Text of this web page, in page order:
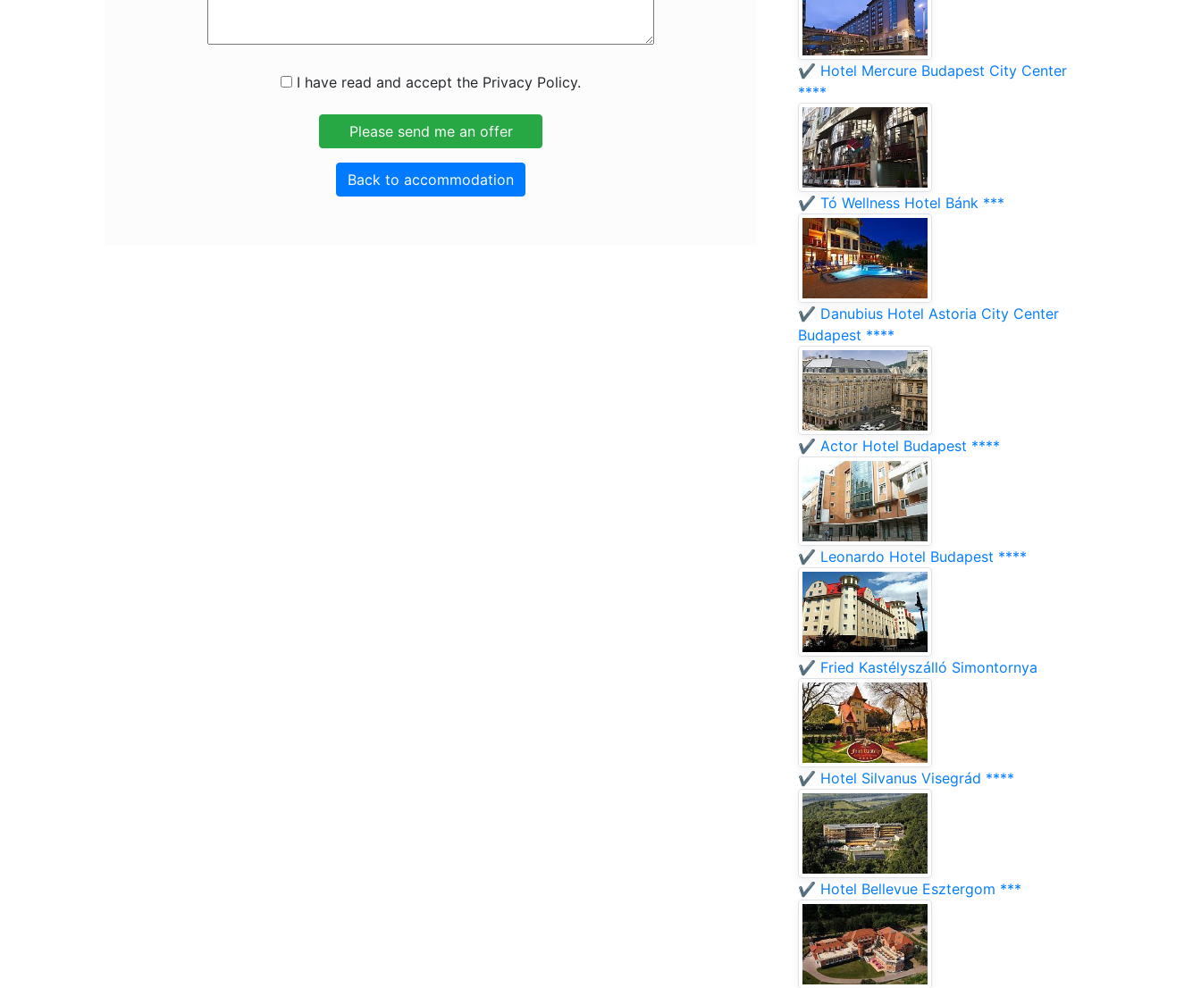
I have read and accept the Privacy Policy.
Back to accommodation
✔️ Hotel Mercure Budapest City Center
****
✔️ Tó Wellness Hotel Bánk ***
✔️ Danubius Hotel Astoria City Center
Budapest ****
✔️ Actor Hotel Budapest ****
✔️ Leonardo Hotel Budapest ****
✔️ Fried Kastélyszálló Simontornya
✔️ Hotel Silvanus Visegrád ****
✔️ Hotel Bellevue Esztergom ***